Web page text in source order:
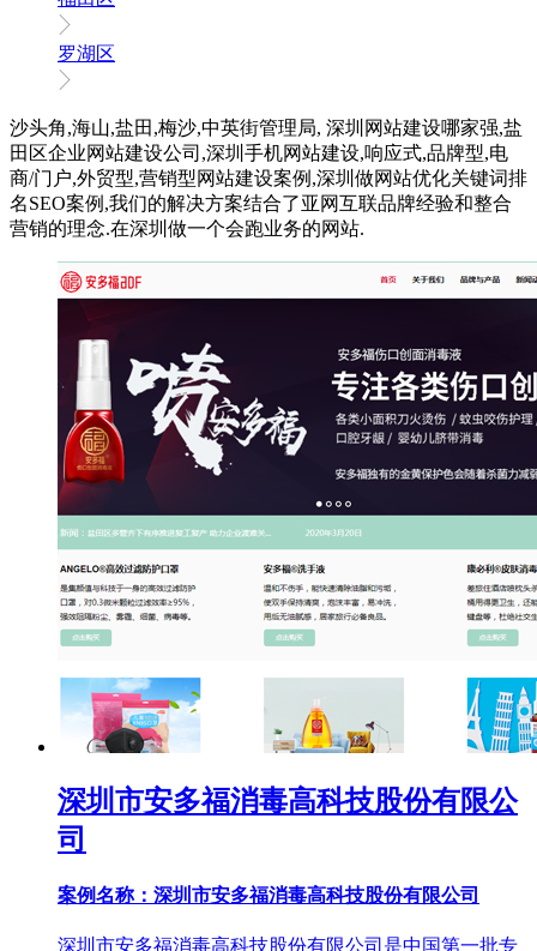
罗湖区
沙头角,海山,盐田,梅沙,中英街管理局, 深圳网站建设哪家强,盐
田区企业网站建设公司,深圳手机网站建设,响应式,品牌型,电
商/门户,外贸型,营销型网站建设案例,深圳做网站优化关键词排
名SEO案例,我们的解决方案结合了亚网互联品牌经验和整合
营销的理念.在深圳做一个会跑业务的网站.
深圳市安多福消毒高科技股份有限公
司
案例名称：深圳市安多福消毒高科技股份有限公司
深圳市安多福消毒高科技股份有限公司是中国第一批专